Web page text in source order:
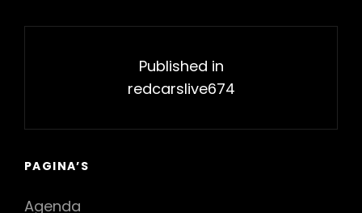
Published in
redcarslive674
PAGINA’S
Agenda